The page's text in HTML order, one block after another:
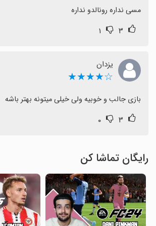
مسی نداره رونالدو نداره
۳ ۱
یزدان
☆★★★★
بازی جالب و خوبیه ولی خیلی میتونه بهتر باشه
۳ ۰
رایگان تماشا کن